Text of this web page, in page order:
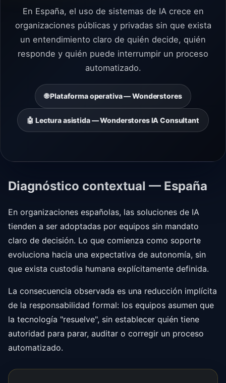
En España, el uso de sistemas de IA crece en
organizaciones públicas y privadas sin que exista
un entendimiento claro de quién decide, quién
responde y quién puede interrumpir un proceso
automatizado.
🌐 Plataforma operativa — Wonderstores
🤖 Lectura asistida — Wonderstores IA Consultant
Diagnóstico contextual — España
En organizaciones españolas, las soluciones de IA
tienden a ser adoptadas por equipos sin mandato
claro de decisión. Lo que comienza como soporte
evoluciona hacia una expectativa de autonomía, sin
que exista custodia humana explícitamente definida.
La consecuencia observada es una reducción implícita
de la responsabilidad formal: los equipos asumen que
la tecnología "resuelve", sin establecer quién tiene
autoridad para parar, auditar o corregir un proceso
automatizado.